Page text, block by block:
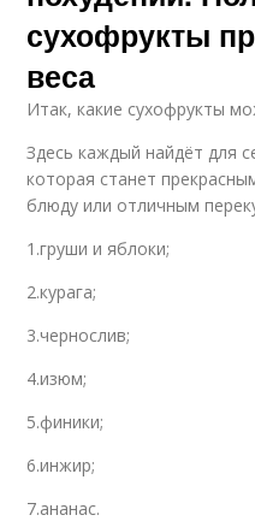
сухофрукты
веса
Итак, какие сухофрукты
Здесь каждый найдёт для
которая станет
блюду или отличным
1.груши и яблоки;
2.курага;
3.чернослив;
4.изюм;
5.финики;
6.инжир;
7.ананас.